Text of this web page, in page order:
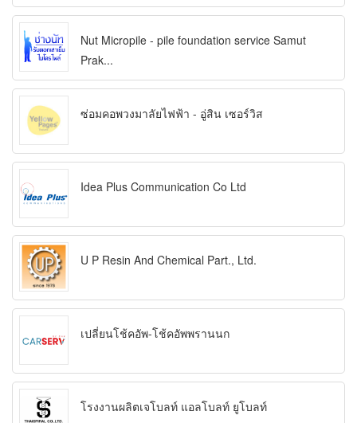
Nut Micropile - pile foundation service Samut
Prak...
ซ่อมคอพวงมาลัยไฟฟ้า - อู่สิน เซอร์วิส
Idea Plus Communication Co Ltd
U P Resin And Chemical Part., Ltd.
เปลี่ยนโช้คอัพ-โช้คอัพพรานนก
โรงงานผลิตเจโบลท์ แอลโบลท์ ยูโบลท์